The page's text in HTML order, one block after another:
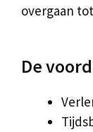
overgaan
De